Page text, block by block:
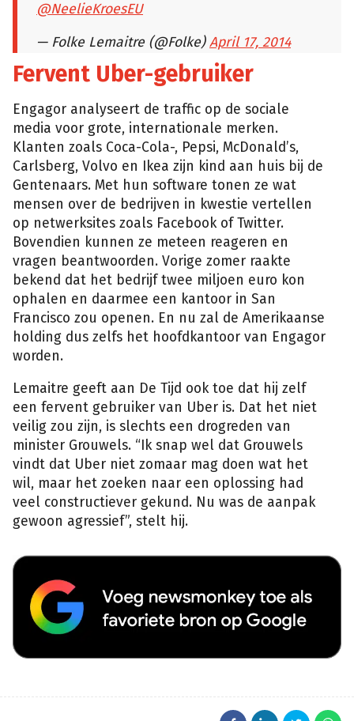
@NeelieKroesEU
— Folke Lemaitre (@Folke)April 17, 2014
Fervent Uber-gebruiker
Engagor analyseert de traffic op de sociale
media voor grote, internationale merken.
Klanten zoals Coca-Cola-, Pepsi, McDonald’s,
Carlsberg, Volvo en Ikea zijn kind aan huis bij de
Gentenaars. Met hun software tonen ze wat
mensen over de bedrijven in kwestie vertellen
op netwerksites zoals Facebook of Twitter.
Bovendien kunnen ze meteen reageren en
vragen beantwoorden. Vorige zomer raakte
bekend dat het bedrijf twee miljoen euro kon
ophalen en daarmee een kantoor in San
Francisco zou openen. En nu zal de Amerikaanse
holding dus zelfs het hoofdkantoor van Engagor
worden.
Lemaitre geeft aan De Tijd ook toe dat hij zelf
een fervent gebruiker van Uber is. Dat het niet
veilig zou zijn, is slechts een drogreden van
minister Grouwels. “Ik snap wel dat Grouwels
vindt dat Uber niet zomaar mag doen wat het
wil, maar het zoeken naar een oplossing had
veel constructiever gekund. Nu was de aanpak
gewoon agressief”, stelt hij.